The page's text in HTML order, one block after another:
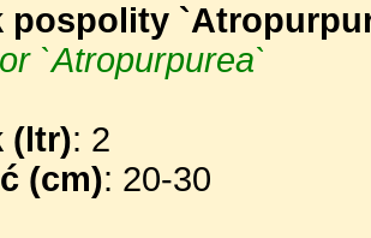
pospolity
`Atropurpurea`
(ltr): 2
(cm): 20-30